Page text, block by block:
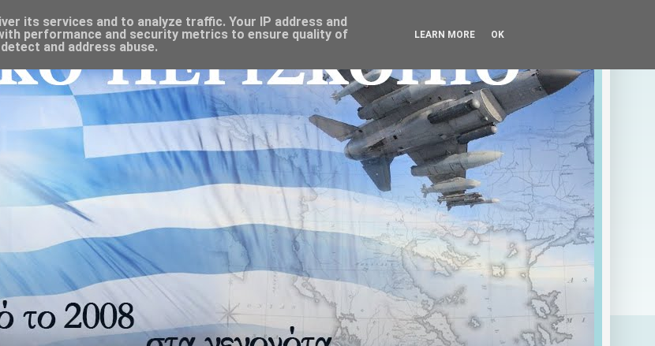
its services and to analyze traffic. Your IP address and
performance and security metrics to ensure quality of
and address abuse.
LEARN MORE OK